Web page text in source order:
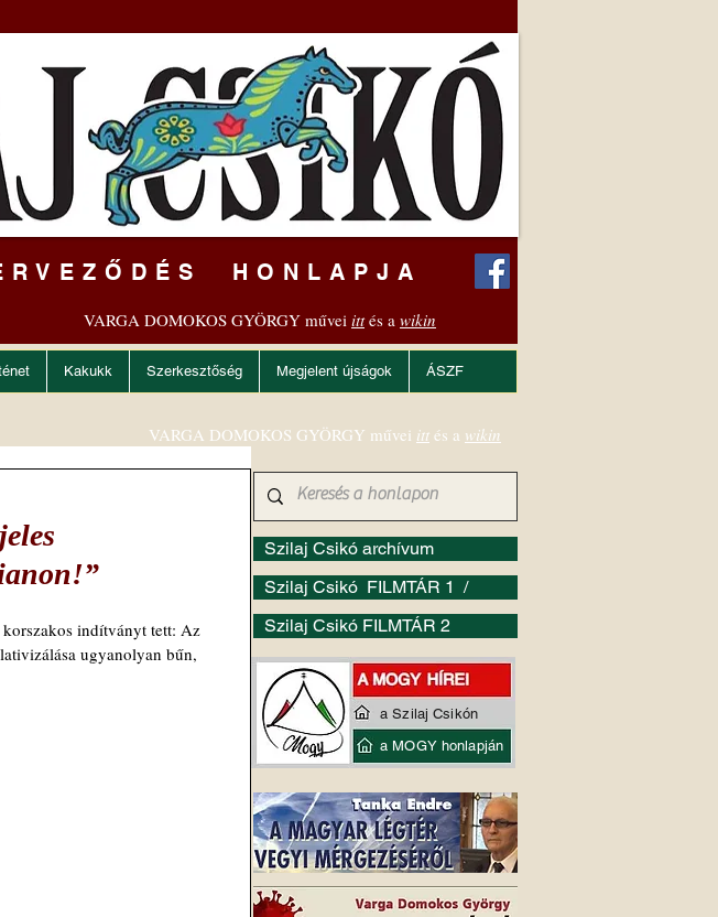
HONLAPJA
VARGA DOMOKOS GYÖRGY művei ittés a wikin
Kakukk Szerkesztőség Megjelent újságok ÁSZF
indítványt tett: Az
ugyanolyan bűn,
Szilaj Csikó archívum
Szilaj Csikó FILMTÁR 1 /
Szilaj Csikó FILMTÁR 2
VARGA DOMOKOS GYÖRGY művei itt és a wikin
a Szilaj Csikón
a MOGY honlapján